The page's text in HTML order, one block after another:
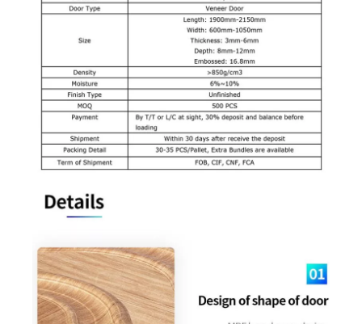
Doppelt verglaste Trennwand-Schiebetür aus gehärtetem Glas High-End-Style-Shake-Türen für Hotels und Residenzen, hergestellt in China Solid Door
Großhandel für vordere Innentüren aus PVC-Verbund mit hoher Qualität Schlanke, quadratische Schienen-Doppelrollen-Einzelschiebeduschtür